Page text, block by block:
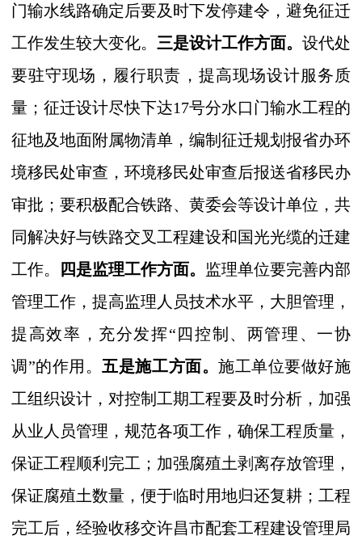
门输水线路确定后要及时下发停建令，避免征迁
工作发生较大变化。 三是设计工作方面。 设代处
要驻守现场，履行职责，提高现场设计服务质
量；征迁设计尽快下达17号分水口门输水工程的
征地及地面附属物清单，编制征迁规划报省办环
境移民处审查，环境移民处审查后报送省移民办
审批；要积极配合铁路、黄委会等设计单位，共
同解决好与铁路交叉工程建设和国光光缆的迁建
工作。
四是监理工作方面。 监理单位要完善内部
管理工作，提高监理人员技术水平，大胆管理，
提高效率，充分发挥“四控制、两管理、一协
调”的作用。五是施工方面。施工单位要做好施
工组织设计，对控制工期工程要及时分析，加强
从业人员管理，规范各项工作，确保工程质量，
保证工程顺利完工；加强腐殖土剥离存放管理，
保证腐殖土数量，便于临时用地归还复耕；工程
完工后，经验收移交许昌市配套工程建设管理局